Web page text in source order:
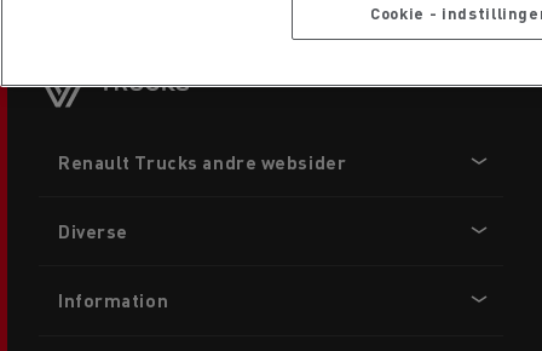
menu
Renault Trucks andre websider
Diverse
Information
Cookie -